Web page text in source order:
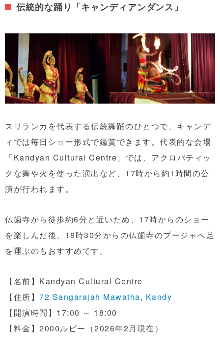
伝統的な踊り「キャンディアンダンス」
スリランカを代表する伝統舞踊のひとつで、キャンデ
ィでは毎日ショー形式で鑑賞できます。代表的な会場
「Kandyan Cultural Centre」では、アクロバティッ
クな舞や火を使った演出など、17時から約1時間の公
演が行われます。
仏歯寺から徒歩約6分と近いため、17時からのショー
を楽しんだ後、18時30分からの仏歯寺のプージャへ足
を運ぶのもおすすめです。
【名前】Kandyan Cultural Centre
【住所】 72 Sangarajah Mawatha, Kandy
【開演時間】17:00 ～ 18:00
【料金】2000ルピー（2026年2月現在）